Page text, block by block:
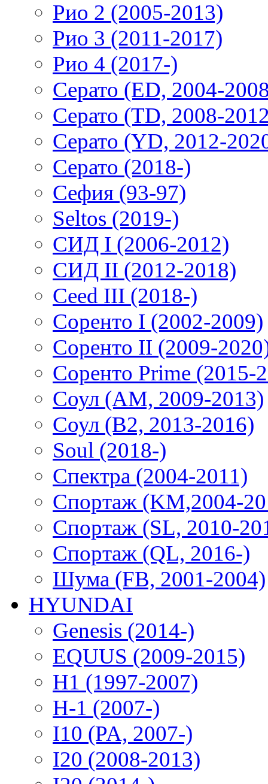
Рио 2 (2005-2013)
Рио 3 (2011-2017)
Рио 4 (2017-)
Серато (ED, 2004-
Серато (TD, 2008-
Серато (YD, 2012-
Серато (2018-)
Сефия (93-97)
Seltos (2019-)
СИД I (2006-2012)
СИД II (2012-2018)
Ceed III (2018-)
Соренто I (2002-2009)
Соренто II (2009-
Соренто Prime (2015-
Соул (AM, 2009-2013)
Соул (B2, 2013-2016)
Soul (2018-)
Спектра (2004-2011)
Спортаж (KM,2004-
Спортаж (SL, 2010-
Спортаж (QL, 2016-)
Шума (FB, 2001-2004)
HYUNDAI
Genesis (2014-)
EQUUS (2009-2015)
H1 (1997-2007)
H-1 (2007-)
I10 (PA, 2007-)
I20 (2008-2013)